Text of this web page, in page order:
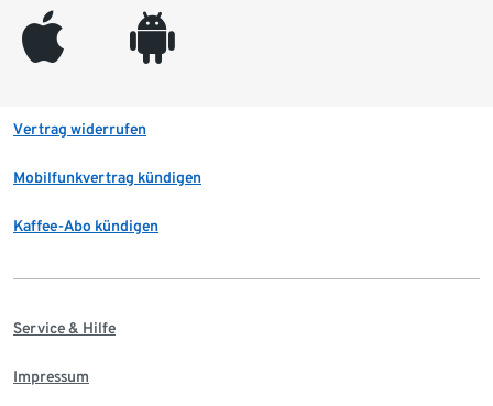
appleinc android
Vertrag widerrufen
Mobilfunkvertrag kündigen
Kaffee-Abo kündigen
Service & Hilfe
Impressum